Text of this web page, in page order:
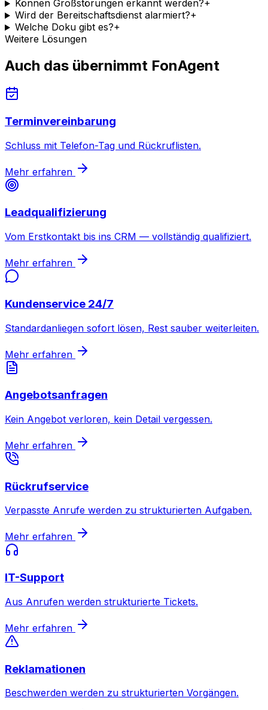
Können Großstörungen erkannt werden?+
Wird der Bereitschaftsdienst alarmiert?+
Welche Doku gibt es?+
Weitere Lösungen
Auch das übernimmt FonAgent
Terminvereinbarung
Schluss mit Telefon-Tag und Rückruflisten.
Mehr erfahren
Leadqualifizierung
Vom Erstkontakt bis ins CRM — vollständig qualifiziert.
Mehr erfahren
Kundenservice 24/7
Standardanliegen sofort lösen, Rest sauber weiterleiten.
Mehr erfahren
Angebotsanfragen
Kein Angebot verloren, kein Detail vergessen.
Mehr erfahren
Rückrufservice
Verpasste Anrufe werden zu strukturierten Aufgaben.
Mehr erfahren
IT-Support
Aus Anrufen werden strukturierte Tickets.
Mehr erfahren
Reklamationen
Beschwerden werden zu strukturierten Vorgängen.